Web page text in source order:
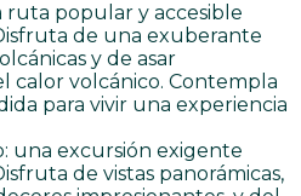
ruta popular y accesible
de una exuberante
y de asar
calor volcánico. Contempla
para vivir una experiencia
una excursión exigente
de vistas panorámicas,